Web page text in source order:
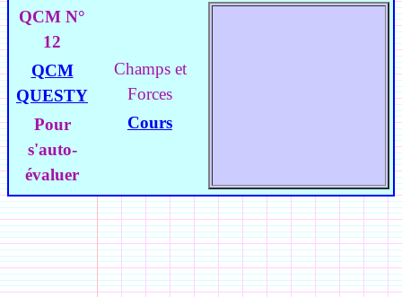
QCM N°
12
QCM
QUESTY
Pour
s'auto-
évaluer
Champs et
Forces
Cours